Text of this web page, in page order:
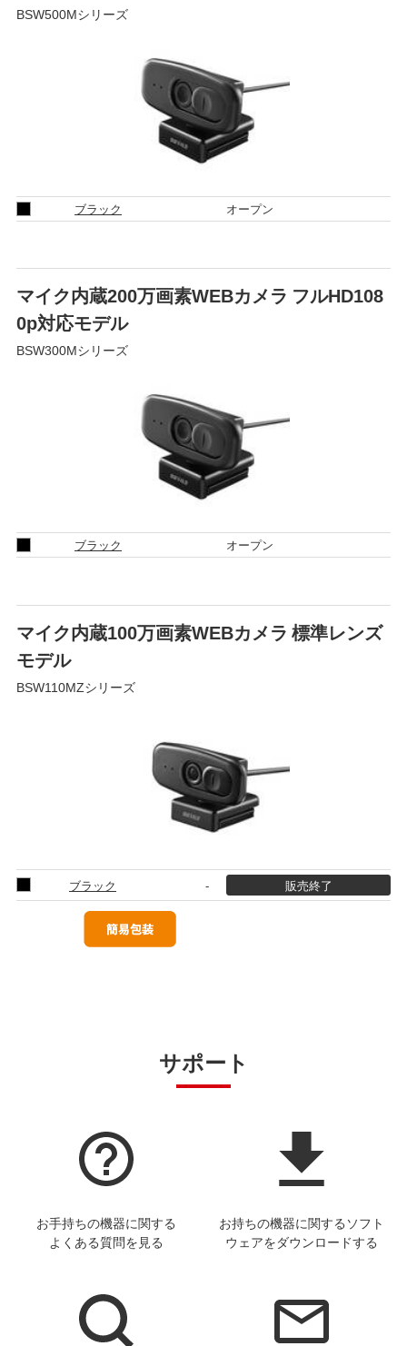
BSW500Mシリーズ
ブラック オープン
マイク内蔵200万画素WEBカメラ フルHD108
0p対応モデル
BSW300Mシリーズ
ブラック オープン
マイク内蔵100万画素WEBカメラ 標準レンズ
モデル
BSW110MZシリーズ
ブラック -
サポート
お手持ちの機器に関する
よくある質問を見る
お持ちの機器に関するソフト
ウェアをダウンロードする